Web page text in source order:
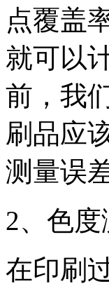
点覆盖
就可以
前，我
刷品应
测量误差
2、色度
在印刷